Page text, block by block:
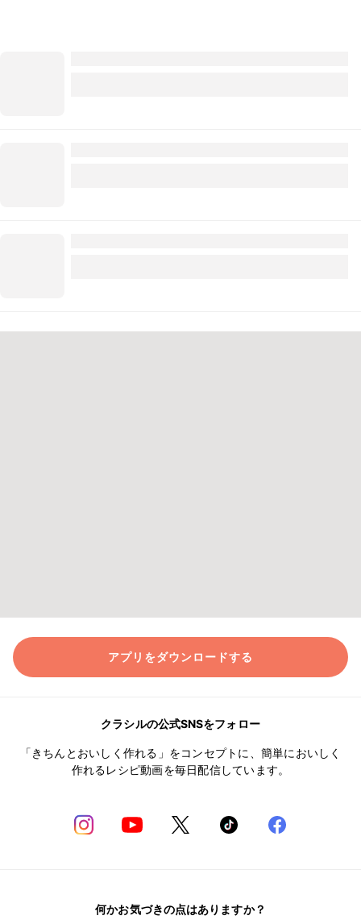
アプリをダウンロードする
クラシルの公式SNSをフォロー
「きちんとおいしく作れる」をコンセプトに、簡単においしく
作れるレシピ動画を毎日配信しています。
何かお気づきの点はありますか？